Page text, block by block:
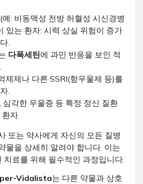
: 비동맥성 전방 허혈성 시신경병
있는 환자: 시력 상실 위험이 증가
.
다폭세틴에 과민 반응을 보인 적
제제나 다른 SSRI(항우울제 등)를
.
심각한 우울증 등 특정 정신 질환
자.
또는 약사에게 자신의 모든 질병
물을 상세히 알려야 합니다. 이는
치료를 위해 필수적인 과정입니다.
Vidalista는 다른 약물과 상호